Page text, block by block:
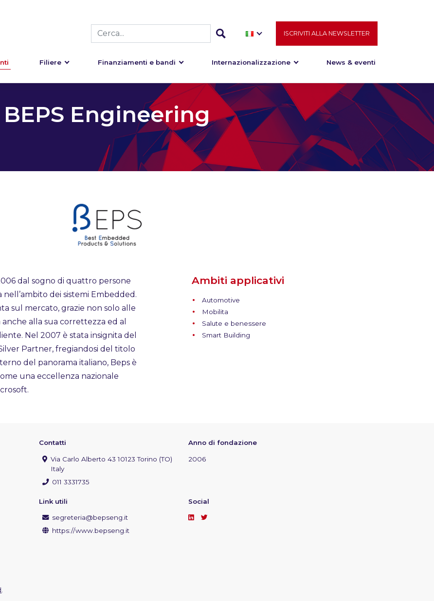
ISCRIVITI ALLA NEWSLETTER
Filiere Finanziamenti e bandi Internazionalizzazione News & eventi
BEPS Engineering
dal sogno di quattro persone
nell’ambito dei sistemi Embedded.
sul mercato, grazie non solo alle
alla sua correttezza ed al
Nel 2007 è stata insignita del
Partner, fregiandosi del titolo
del panorama italiano, Beps è
una eccellenza nazionale
Ambiti applicativi
Automotive
Mobilita
Salute e benessere
Smart Building
Contatti
Via Carlo Alberto 43 10123 Torino (TO)
Italy
011 3331735
Anno di fondazione
2006
Link utili
segreteria@bepseng.it
https://www.bepseng.it
Social